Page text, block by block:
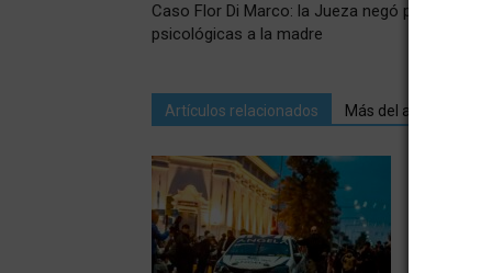
Caso Flor Di Marco: la Jueza negó pericias
psicológicas a la madre
Artículos relacionados Más del autor